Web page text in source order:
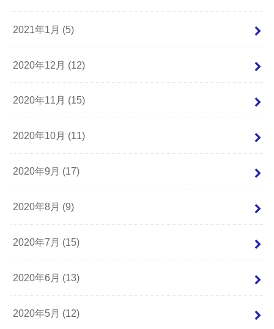
2021年1月 (5)
2020年12月 (12)
2020年11月 (15)
2020年10月 (11)
2020年9月 (17)
2020年8月 (9)
2020年7月 (15)
2020年6月 (13)
2020年5月 (12)